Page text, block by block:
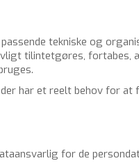
tek­ni­ske og
til­in­tet­gø­res, forta­bes,
der har et reelt behov for
for de